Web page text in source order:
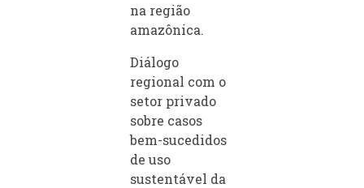
na região
amazônica.
Diálogo
regional com o
setor privado
sobre casos
bem-sucedidos
de uso
sustentável da